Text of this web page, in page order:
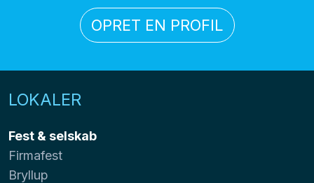
OPRET EN PROFIL
LOKALER
Fest & selskab
Firmafest
Bryllup